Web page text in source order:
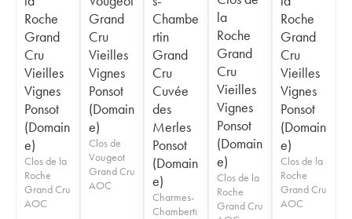
Roche
Grand
Cru
Vieilles
Vignes
Ponsot
(Domain
e)
Clos de la
Roche
Grand Cru
AOC
Grand
Cru
Vieilles
Vignes
Ponsot
(Domain
e)
Clos de
Vougeot
Grand Cru
AOC
Chambe
rtin
Grand
Cru
Cuvée
des
Merles
Ponsot
(Domain
e)
Charmes-
Chamberti
la
Roche
Grand
Cru
Vieilles
Vignes
Ponsot
(Domain
e)
Clos de la
Roche
Grand Cru
Roche
Grand
Cru
Vieilles
Vignes
Ponsot
(Domain
e)
Clos de la
Roche
Grand Cru
AOC